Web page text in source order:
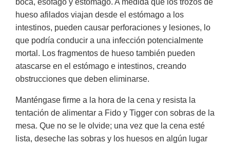
hueso afilados viajan desde el estómago a los
intestinos, pueden causar perforaciones y lesiones, lo
que podría conducir a una infección potencialmente
mortal. Los fragmentos de hueso también pueden
atascarse en el estómago e intestinos, creando
obstrucciones que deben eliminarse.
Manténgase firme a la hora de la cena y resista la
tentación de alimentar a Fido y Tigger con sobras de la
mesa. Que no se le olvide; una vez que la cena esté
lista, deseche las sobras y los huesos en algún lugar